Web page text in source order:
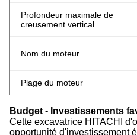
Profondeur maximale de
creusement vertical
Nom du moteur
Plage du moteur
Budget - Investissements
Cette excavatrice HITACHI
opportunité d'investissement